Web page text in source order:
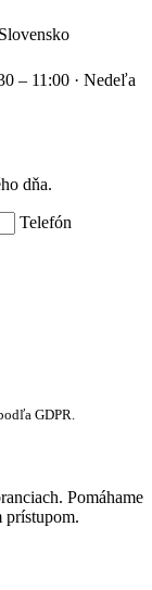
– 11:00 · Nedeľa
dňa.
Telefón
GDPR.
Pomáhame